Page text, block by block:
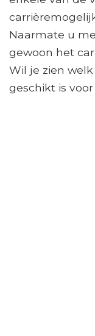
Naarmate u
gewoon het
Wil je zien
geschikt is